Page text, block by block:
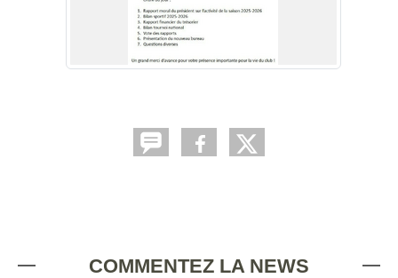
COMMENTEZ LA NEWS